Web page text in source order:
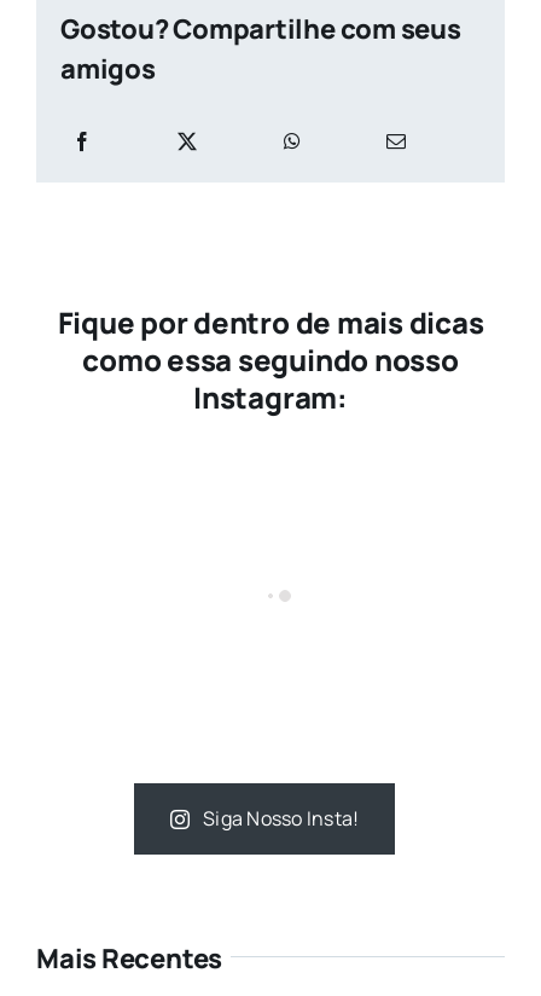
Gostou? Compartilhe com seus
amigos
Fique por dentro de mais dicas
como essa seguindo nosso
Instagram:
Siga Nosso Insta!
Mais Recentes